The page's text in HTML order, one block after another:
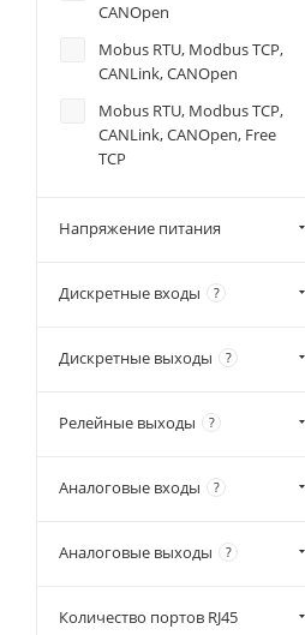
CANOpen
Mobus RTU, Modbus TCP,
CANLink, CANOpen
Mobus RTU, Modbus TCP,
CANLink, CANOpen, Free
TCP
Modbus RTU, CANLink,
Modbus RTU, Modbus TCP
Modbus TCP, CANOpen
Напряжение питания
Дискретные входы ?
Дискретные выходы ?
Релейные выходы ?
Аналоговые входы ?
Аналоговые выходы ?
Количество портов RJ45